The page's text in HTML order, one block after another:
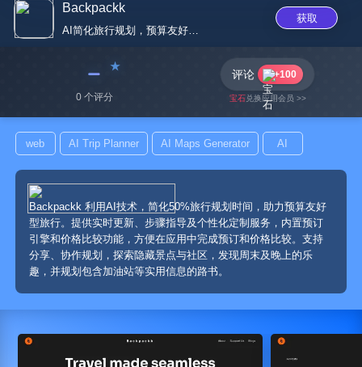
Backpackk
AI简化旅行规划，预算友好更便...
获取
﹣
0 个评分
评论 +100
宝石兑换应用会员 >>
web AI Trip Planner AI Maps Generator AI
Backpackk 利用AI技术，简化50%旅行规划时间，助力预算友好
型旅行。提供实时更新、步骤指导及个性化定制服务，内置预订
引擎和价格比较功能，方便在应用中完成预订和价格比较。支持
分享、协作规划，探索隐藏景点与社区，发现周末及晚上的乐
趣，并规划包含加油站等实用信息的路书。